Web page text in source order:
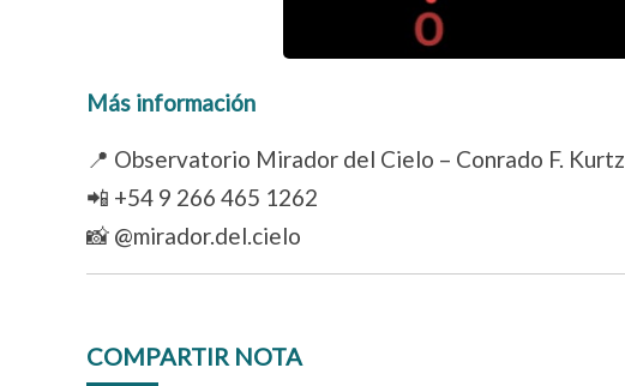
Más información
📍 Observatorio Mirador del Cielo – Conrado F. Kurtz
📲 +54 9 266 465 1262
📸 @mirador.del.cielo
COMPARTIR NOTA